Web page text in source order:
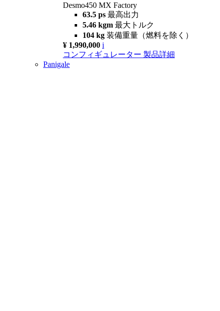
Desmo450 MX Factory
63.5 ps 最高出力
5.46 kgm 最大トルク
104 kg 装備重量（燃料を除く）
¥ 1,990,000 i
コンフィギュレーター 製品詳細
Panigale